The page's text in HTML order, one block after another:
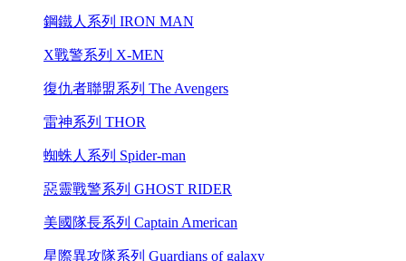
鋼鐵人系列 IRON MAN
X戰警系列 X-MEN
復仇者聯盟系列 The Avengers
雷神系列 THOR
蜘蛛人系列 Spider-man
惡靈戰警系列 GHOST RIDER
美國隊長系列 Captain American
星際異攻隊系列 Guardians of galaxy